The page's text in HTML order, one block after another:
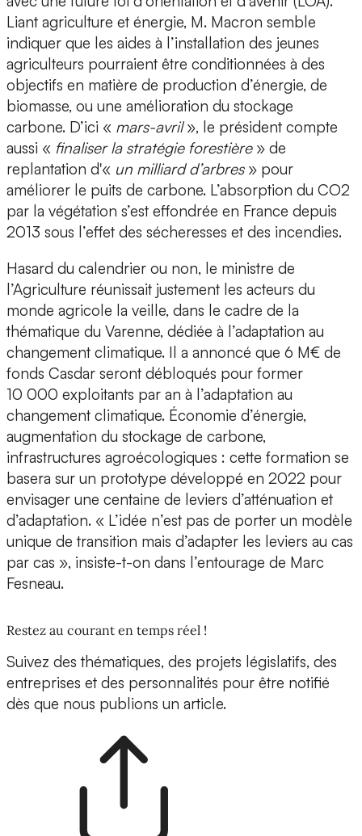
Liant agriculture et énergie, M. Macron semble
indiquer que les aides à l’installation des jeunes
agriculteurs pourraient être conditionnées à des
objectifs en matière de production d’énergie, de
biomasse, ou une amélioration du stockage
carbone. D’ici « mars-avril», le président compte
aussi « finaliser la stratégie forestière» de
replantation d'« un milliard d’arbres» pour
améliorer le puits de carbone. L’absorption du CO2
par la végétation s’est effondrée en France depuis
2013 sous l’effet des sécheresses et des incendies.
Hasard du calendrier ou non, le ministre de
l’Agriculture réunissait justement les acteurs du
monde agricole la veille, dans le cadre de la
thématique du Varenne, dédiée à l’adaptation au
changement climatique. Il a annoncé que 6 M€ de
fonds Casdar seront débloqués pour former
10 000 exploitants par an à l’adaptation au
changement climatique. Économie d’énergie,
augmentation du stockage de carbone,
infrastructures agroécologiques : cette formation se
basera sur un prototype développé en 2022 pour
envisager une centaine de leviers d’atténuation et
d’adaptation. « L’idée n’est pas de porter un modèle
unique de transition mais d’adapter les leviers au cas
par cas », insiste-t-on dans l’entourage de Marc
Fesneau.
Restez au courant en temps réel !
Suivez des thématiques, des projets législatifs, des
entreprises et des personnalités pour être notifié
dès que nous publions un article.